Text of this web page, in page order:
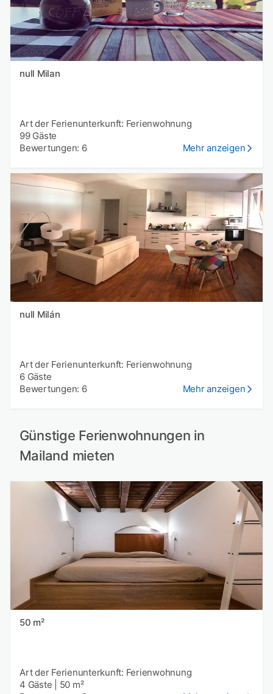
null Milan
Art der Ferienunterkunft: Ferienwohnung
99 Gäste
Bewertungen: 6
Mehr anzeigen
null Milán
Art der Ferienunterkunft: Ferienwohnung
6 Gäste
Bewertungen: 6
Mehr anzeigen
Günstige Ferienwohnungen in
Mailand mieten
50 m²
Art der Ferienunterkunft: Ferienwohnung
4 Gäste
50 m²